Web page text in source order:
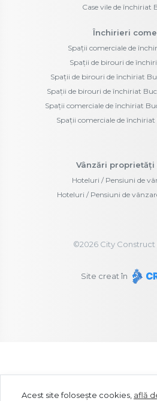
Case vile de închiriat
Închirieri
Spații comerciale de
Spații de birouri de
Spații de birouri de închiriat
Spații de birouri de închiriat
Spații comerciale de închiriat
Spații comerciale de
Vânzări proprietăți
Hoteluri / Pensiuni de
Hoteluri / Pensiuni de
©2026City Construct
Site creat în
Acest site folosește cookies, află